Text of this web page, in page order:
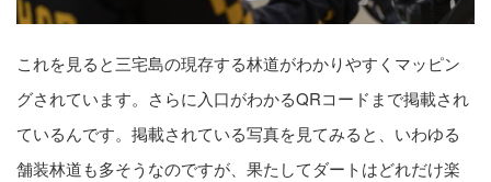
これを見ると三宅島の現存する林道がわかりやすくマッピン
グされています。さらに入口がわかるQRコードまで掲載され
ているんです。掲載されている写真を見てみると、いわゆる
舗装林道も多そうなのですが、果たしてダートはどれだけ楽